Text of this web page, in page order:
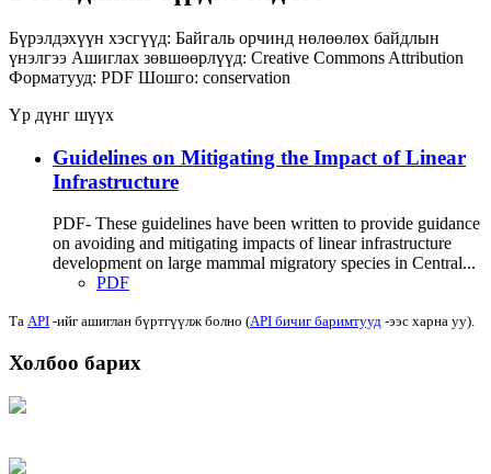
Бүрэлдэхүүн хэсгүүд: Байгаль орчинд нөлөөлөх байдлын
үнэлгээ Ашиглах зөвшөөрлүүд: Creative Commons Attribution
Форматууд: PDF Шошго: conservation
Үр дүнг шүүх
Guidelines on Mitigating the Impact of Linear
Infrastructure
PDF- These guidelines have been written to provide guidance
on avoiding and mitigating impacts of linear infrastructure
development on large mammal migratory species in Central...
PDF
Та API -ийг ашиглан бүртгүүлж болно (API бичиг баримтууд -ээс харна уу).
Холбоо барих